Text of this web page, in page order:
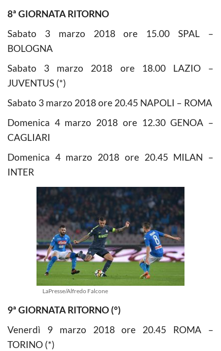
8ª GIORNATA RITORNO
Sabato 3 marzo 2018 ore 15.00 SPAL –
BOLOGNA
Sabato 3 marzo 2018 ore 18.00 LAZIO –
JUVENTUS (*)
Sabato 3 marzo 2018 ore 20.45 NAPOLI – ROMA
Domenica 4 marzo 2018 ore 12.30 GENOA –
CAGLIARI
Domenica 4 marzo 2018 ore 20.45 MILAN –
INTER
LaPresse/Alfredo Falcone
9ª GIORNATA RITORNO (°)
Venerdì 9 marzo 2018 ore 20.45 ROMA –
TORINO (*)